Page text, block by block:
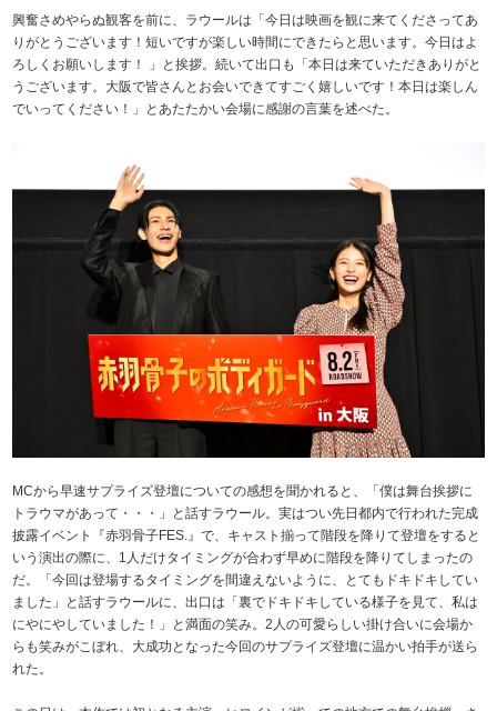
興奮さめやらぬ観客を前に、ラウールは「今日は映画を観に来てくださってあ
りがとうございます！短いですが楽しい時間にできたらと思います。今日はよ
ろしくお願いします！ 」と挨拶。続いて出口も「本日は来ていただきありがと
うございます。大阪で皆さんとお会いできてすごく嬉しいです！本日は楽しん
でいってください！」とあたたかい会場に感謝の言葉を述べた。
MCから早速サプライズ登壇についての感想を聞かれると、「僕は舞台挨拶に
トラウマがあって・・・」と話すラウール。実はつい先日都内で行われた完成
披露イベント『赤羽骨子FES.』で、キャスト揃って階段を降りて登壇をすると
いう演出の際に、1人だけタイミングが合わず早めに階段を降りてしまったの
だ。「今回は登場するタイミングを間違えないように、とてもドキドキしてい
ました」と話すラウールに、出口は「裏でドキドキしている様子を見て、私は
にやにやしていました！」と満面の笑み。2人の可愛らしい掛け合いに会場か
らも笑みがこぼれ、大成功となった今回のサプライズ登壇に温かい拍手が送ら
れた。